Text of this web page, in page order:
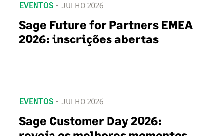
EVENTOS JULHO 2026
Sage Future for Partners EMEA
2026: inscrições abertas
EVENTOS JULHO 2026
Sage Customer Day 2026: